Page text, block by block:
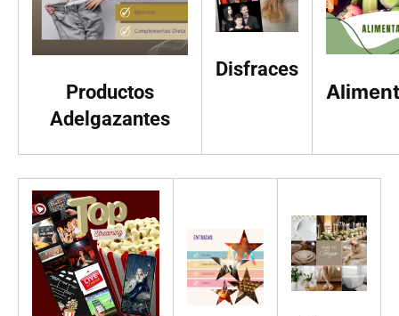
Productos
Adelgazantes
Disfraces